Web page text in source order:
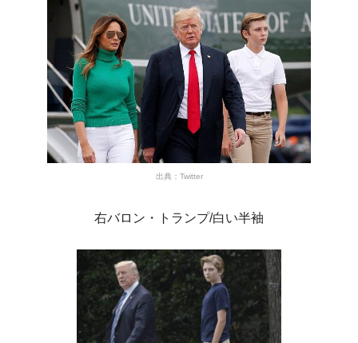
出典：Twitter
右バロン・トランプ/白い半袖